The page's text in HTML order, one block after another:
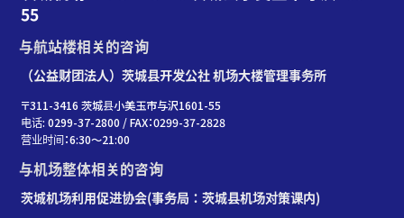
55
与航站楼相关的咨询
（公益财团法人）茨城县开发公社 机场大楼管理事务所
〒311-3416 茨城县小美玉市与沢1601-55
电话: 0299-37-2800 / FAX：0299-37-2828
营业时间：6:30〜21:00
与机场整体相关的咨询
茨城机场利用促进协会(事务局：茨城县机场对策课内)